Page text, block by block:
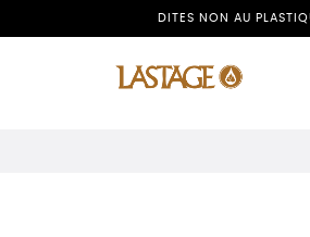
DITES NON AU